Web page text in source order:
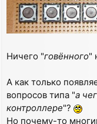
Ничего "говённого"
А как только
вопросов типа "а
контроллере"?
Но почему-то